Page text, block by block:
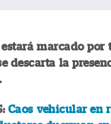
marcado por
descarta la
Caos vehicular en